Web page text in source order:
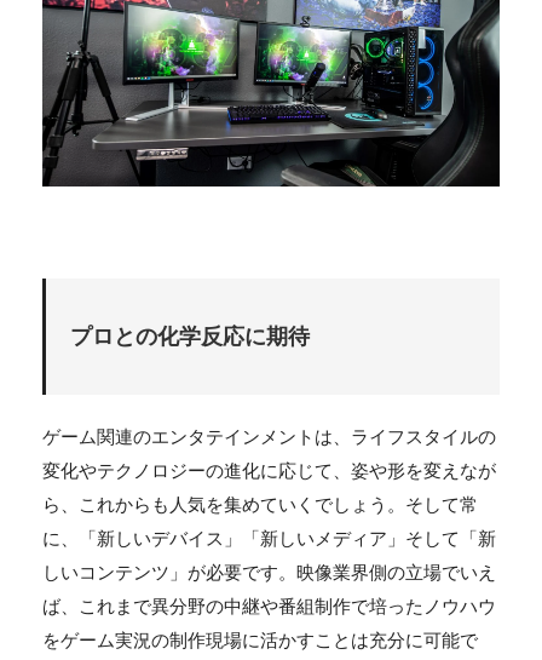
プロとの化学反応に期待
ゲーム関連のエンタテインメントは、ライフスタイルの
変化やテクノロジーの進化に応じて、姿や形を変えなが
ら、これからも人気を集めていくでしょう。そして常
に、「新しいデバイス」「新しいメディア」そして「新
しいコンテンツ」が必要です。映像業界側の立場でいえ
ば、これまで異分野の中継や番組制作で培ったノウハウ
をゲーム実況の制作現場に活かすことは充分に可能で